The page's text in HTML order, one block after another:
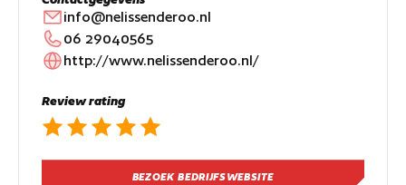
info@nelissenderoo.nl
06 29040565
http://www.nelissenderoo.nl/
Review rating
BEZOEK BEDRIJFSWEBSITE